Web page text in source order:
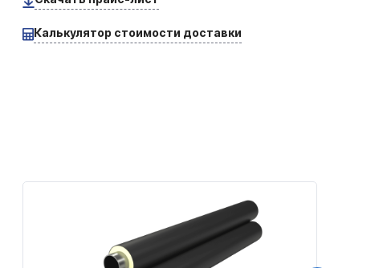
Калькулятор стоимости доставки